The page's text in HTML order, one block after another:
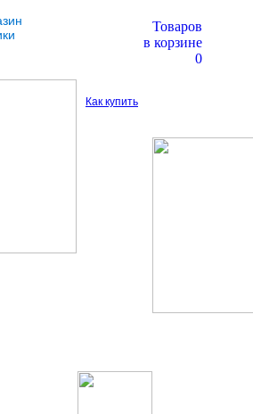
Товаров
в корзине
0
Как купить